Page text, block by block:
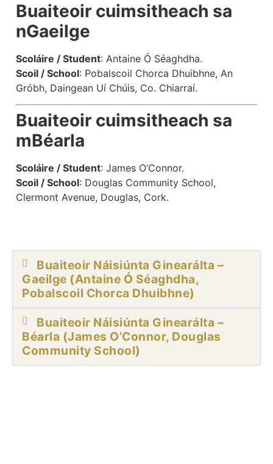
Buaiteoir cuimsitheach sa
nGaeilge
Scoláire / Student: Antaine Ó Séaghdha.
Scoil / School: Pobalscoil Chorca Dhuibhne, An
Gróbh, Daingean Uí Chúis, Co. Chiarraí.
Buaiteoir cuimsitheach sa
mBéarla
Scoláire / Student: James O’Connor.
Scoil / School: Douglas Community School,
Clermont Avenue, Douglas, Cork.
Buaiteoir Náisiúnta Ginearálta –
Gaeilge (Antaine Ó Séaghdha,
Pobalscoil Chorca Dhuibhne)
Buaiteoir Náisiúnta Ginearálta –
Béarla (James O’Connor, Douglas
Community School)